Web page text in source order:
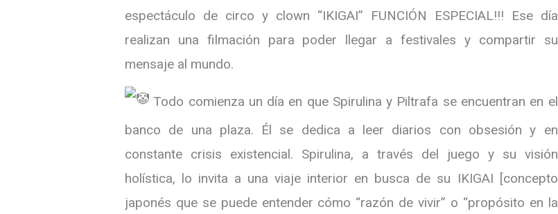
espectáculo de circo y clown “IKIGAI” FUNCIÓN ESPECIAL!!! Ese día
realizan una filmación para poder llegar a festivales y compartir su
mensaje al mundo.
Todo comienza un día en que Spirulina y Piltrafa se encuentran en el
banco de una plaza. Él se dedica a leer diarios con obsesión y en
constante crisis existencial. Spirulina, a través del juego y su visión
holística, lo invita a una viaje interior en busca de su IKIGAI [concepto
japonés que se puede entender cómo “razón de vivir” o “propósito en la